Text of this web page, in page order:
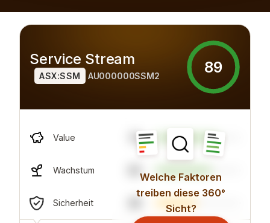
Service Stream
ASX:SSM AU000000SSM2 89
Value 74
Wachstum 65
Sicherheit
Welche Faktoren
treiben diese 360°
Sicht?